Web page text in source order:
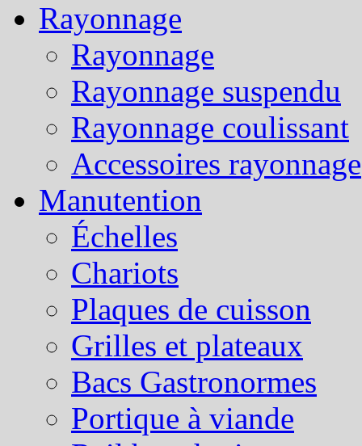
Rayonnage
Rayonnage
Rayonnage suspendu
Rayonnage coulissant
Accessoires rayonnage
Manutention
Échelles
Chariots
Plaques de cuisson
Grilles et plateaux
Bacs Gastronormes
Portique à viande